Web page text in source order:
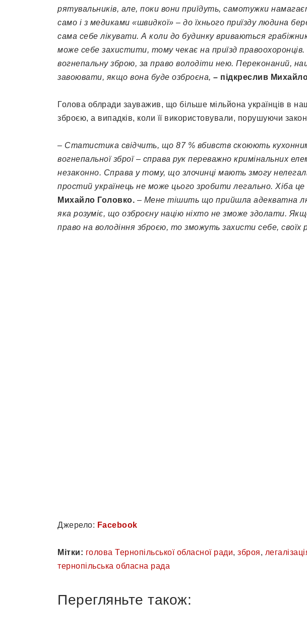
рятувальників, але, поки вони приїдуть, самотужки
само і з медиками «швидкої» – до їхнього приїзду людина
сама себе лікувати. А коли до будинку вриваються
може себе захистити, тому чекає на приїзд
вогнепальну зброю, за право володіти нею. Переконаний,
завоювати, якщо вона буде озброєна, – підкреслив
Голова облради зауважив, що більше мільйона українців в
зброєю, а випадків, коли її використовували, порушуючи
– Статистика свідчить, що 87 % вбивств скоюють
вогнепальної зброї – справа рук переважно кримінальних
незаконно. Справа у тому, що злочинці мають змогу
простий українець не може цього зробити легально. Хіба це
Михайло Головко. – Мене тішить що прийшла адекватна
яка розуміє, що озброєну націю ніхто не зможе здолати.
право на володіння зброєю, то зможуть захисти себе, своїх
Джерело: Facebook
Мітки: голова Тернопільської обласної ради, зброя,
тернопільська обласна рада
Перегляньте також: